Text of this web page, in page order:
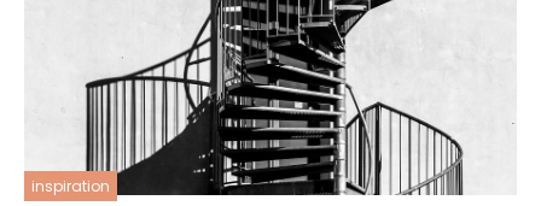
inspiration